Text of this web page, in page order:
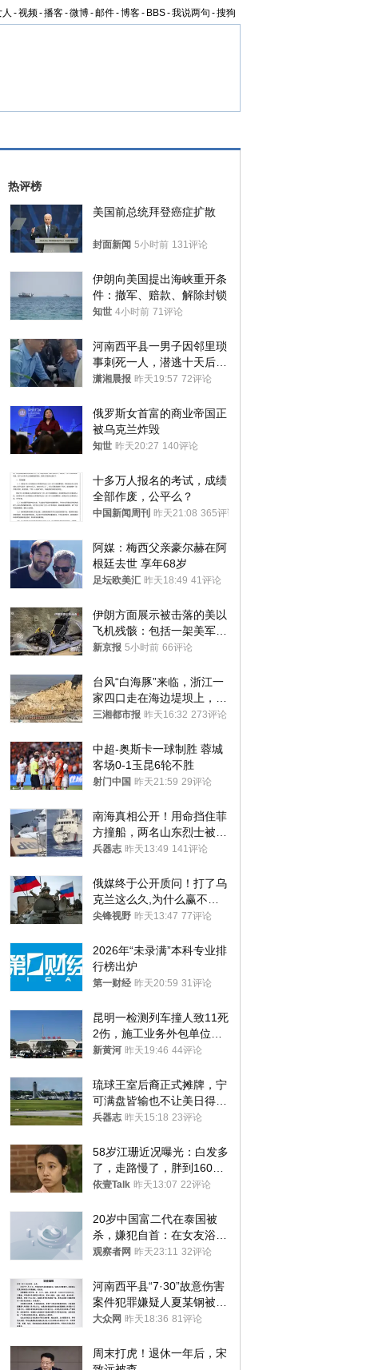
-视频-播客-微博-邮件-博客- BBS-我说两句 -搜狗
热评榜
美国前总统拜登癌症扩散
封面新闻 5小时前 131评论
伊朗向美国提出海峡重开条
件：撤军、赔款、解除封锁
知世 4小时前 71评论
河南西平县一男子因邻里琐
事刺死一人，潜逃十天后在
十多公里外一片玉米地里落
潇湘晨报 昨天19:57 72评论
俄罗斯女首富的商业帝国正
被乌克兰炸毁
知世 昨天20:27 140评论
十多万人报名的考试，成绩
全部作废，公平么？
中国新闻周刊 昨天21:08 365评论
阿媒：梅西父亲豪尔赫在阿
根廷去世 享年68岁
足坛欧美汇 昨天18:49 41评论
伊朗方面展示被击落的美以
飞机残骸：包括一架美军F-
15战斗机残骸以及多架无人
新京报 5小时前 66评论
台风“白海豚”来临，浙江一
家四口走在海边堤坝上，其
中9岁男孩被巨浪卷入海
三湘都市报 昨天16:32 273评论
中超-奥斯卡一球制胜 蓉城
客场0-1玉昆6轮不胜
射门中国 昨天21:59 29评论
南海真相公开！用命挡住菲
方撞船，两名山东烈士被授
武警最高荣誉
兵器志 昨天13:49 141评论
俄媒终于公开质问！打了乌
克兰这么久,为什么赢不了?
答案令人沉默
尖锋视野 昨天13:47 77评论
2026年“未录满”本科专业排
行榜出炉
第一财经 昨天20:59 31评论
昆明一检测列车撞人致11死
2伤，施工业务外包单位被
罚1.5万元，国铁昆明局被
新黄河 昨天19:46 44评论
琉球王室后裔正式摊牌，宁
可满盘皆输也不让美日得
逞，中国成关键
兵器志 昨天15:18 23评论
58岁江珊近况曝光：白发多
了，走路慢了，胖到160
斤，没单位也没退休金
依壹Talk 昨天13:07 22评论
20岁中国富二代在泰国被
杀，嫌犯自首：在女友浴室
看到他
观察者网 昨天23:11 32评论
河南西平县“7·30”故意伤害
案件犯罪嫌疑人夏某钢被抓
获
大众网 昨天18:36 81评论
周末打虎！退休一年后，宋